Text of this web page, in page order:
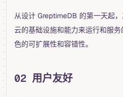
从设计 GreptimeDB 的第一天起
云的基础设施和能力来运行和服
色的可扩展性和容错性。
02 用户友好